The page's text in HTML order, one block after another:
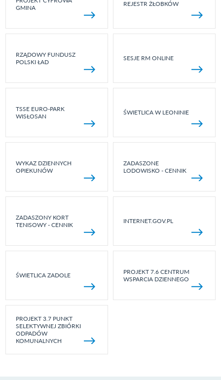
GMINA
REJESTR ŻŁOBKÓW
RZĄDOWY FUNDUSZ
POLSKI ŁAD
SESJE RM ONLINE
TSSE EURO-PARK
WISŁOSAN
ŚWIETLICA W LEONINIE
WYKAZ DZIENNYCH
OPIEKUNÓW
ZADASZONE
LODOWISKO - CENNIK
ZADASZONY KORT
TENISOWY - CENNIK
INTERNET.GOV.PL
ŚWIETLICA ZADOLE
PROJEKT 7.6 CENTRUM
WSPARCIA DZIENNEGO
PROJEKT 3.7 PUNKT
SELEKTYWNEJ ZBIÓRKI
ODPADÓW
KOMUNALNYCH